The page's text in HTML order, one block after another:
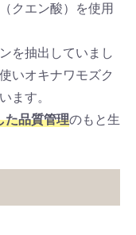
クエン酸）を使用
を抽出していまし
いオキナワモズク
ます。
た品質管理のもと生